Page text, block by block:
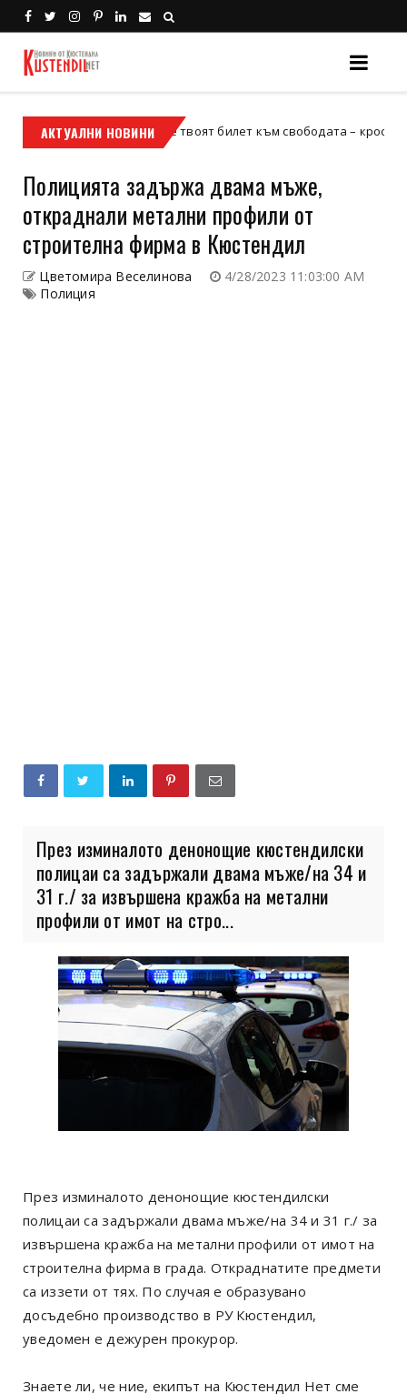
АКТУАЛНИ НОВИНИ
кросов мотор Кой е твоят билет към свободата – кросовият
Полицията задържа двама мъже,
откраднали метални профили от
строителна фирма в Кюстендил
Цветомира Веселинова
4/28/2023 11:03:00 AM
Полиция
През изминалото денонощие кюстендилски
полицаи са задържали двама мъже/на 34 и
31 г./ за извършена кражба на метални
профили от имот на стро...
През изминалото денонощие кюстендилски
полицаи са задържали двама мъже/на 34 и 31 г./ за
извършена кражба на метални профили от имот на
строителна фирма в града. Откраднатите предмети
са иззети от тях. По случая е образувано
досъдебно производство в РУ Кюстендил,
уведомен е дежурен прокурор.
Знаете ли, че ние, екипът на Кюстендил Нет сме